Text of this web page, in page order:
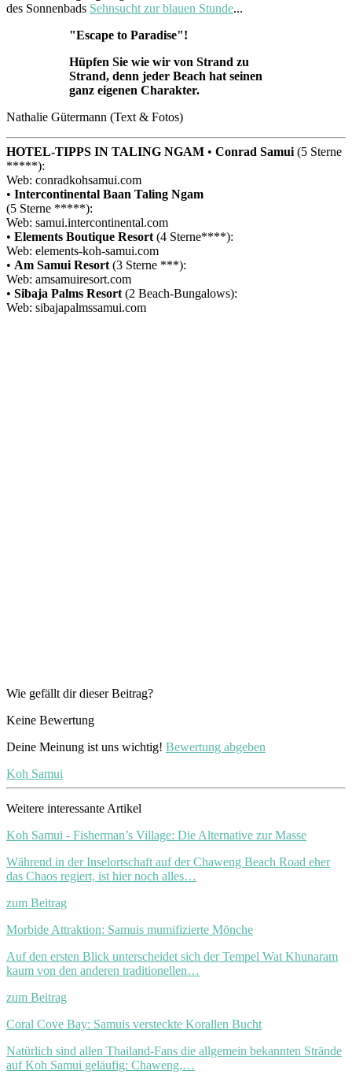
des Sonnenbads Sehnsucht zur blauen Stunde...
"Escape to Paradise"!
Hüpfen Sie wie wir von Strand zu
Strand, denn jeder Beach hat seinen
ganz eigenen Charakter.
Nathalie Gütermann (Text & Fotos)
HOTEL-TIPPS IN TALING NGAM • Conrad Samui (5 Sterne
*****):
Web: conradkohsamui.com
• Intercontinental Baan Taling Ngam
(5 Sterne *****):
Web: samui.intercontinental.com
• Elements Boutique Resort (4 Sterne****):
Web: elements-koh-samui.com
• Am Samui Resort (3 Sterne ***):
Web: amsamuiresort.com
• Sibaja Palms Resort (2 Beach-Bungalows):
Web: sibajapalmssamui.com
Wie gefällt dir dieser Beitrag?
Keine Bewertung
Deine Meinung ist uns wichtig! Bewertung abgeben
Koh Samui
Weitere interessante Artikel
Koh Samui - Fisherman’s Village: Die Alternative zur Masse
Während in der Inselortschaft auf der Chaweng Beach Road eher
das Chaos regiert, ist hier noch alles…
zum Beitrag
Morbide Attraktion: Samuis mumifizierte Mönche
Auf den ersten Blick unterscheidet sich der Tempel Wat Khunaram
kaum von den anderen traditionellen…
zum Beitrag
Coral Cove Bay: Samuis versteckte Korallen Bucht
Natürlich sind allen Thailand-Fans die allgemein bekannten Strände
auf Koh Samui geläufig: Chaweng,…